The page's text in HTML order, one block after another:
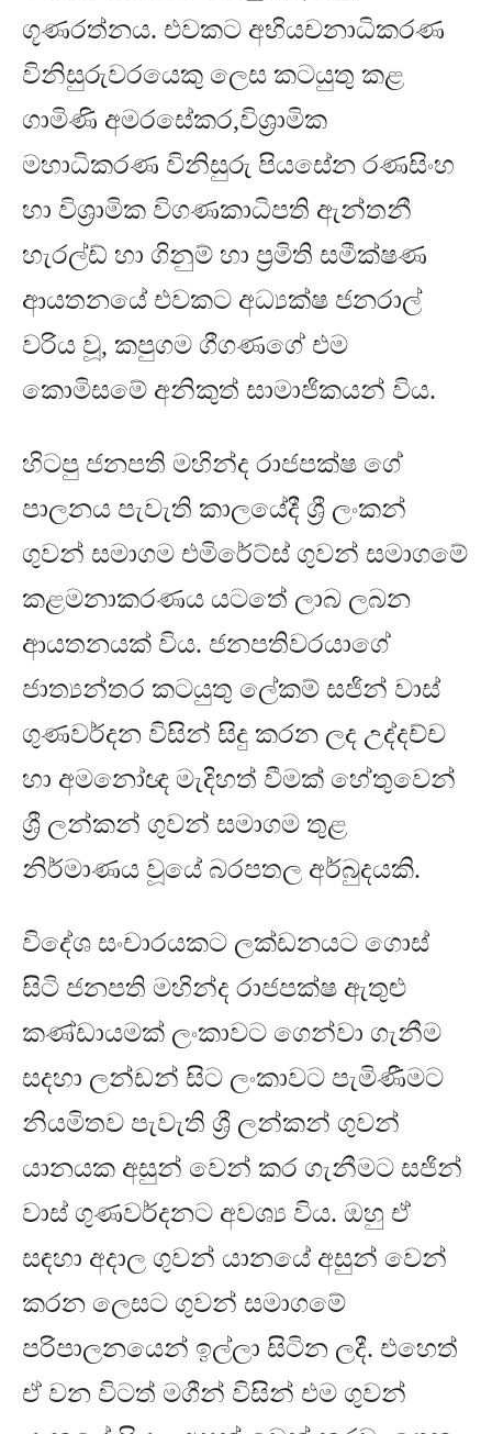
ගූණරත්නය. එවකට අභියචනාධිකරණ
විනිසුරුවරයෙකු ලෙස කටයුතු කළ
ගාමිණි අමරසේකර,විශ්‍රාමික
මහාධිකරණ විනිසුරු පියසේන රණසිංහ
හා විශ්‍රාමික විගණකාධිපති ඇන්තනී
හැරල්ඩ් හා ගිනුම් හා ප්‍රමිති සමීක්ෂණ
ආයතනයේ එවකට අධ්‍යක්ෂ ජනරාල්
වරිය වූ, කපුගම ගීගණගේ එම
කොමිසමේ අනිකුත් සාමාජිකයන් විය.
හිටපු ජනපති මහින්ද රාජපක්ෂ ගේ
පාලනය පැවැති කාලයේදී ශ්‍රී ලංකන්
ගුවන් සමාගම එමිරේ⁣ට්ස් ගුවන් සමාගමේ
කළමනාකරණය යටතේ ලාබ ලබන
ආයතනයක් විය. ජනපතිවරයාගේ
ජාත්‍යන්තර කටයුතු ලේකම් සජින් වාස්
ගුණවර්දන විසින් සිදු කරන ලද උද්දච්ච
හා අමනෝඥ මැදිහත් වීමක් හේතුවෙන්
ශ්‍රී ලන්කන් ගුවන් සමාගම තුළ
නිර්මාණය වූයේ බරපතල අර්බුදයකි.
විදේශ සංචාරයකට ලක්ඩනයට ගොස්
සිටි ජනපති මහින්ද රාජපක්ෂ ඇතුළු
කණ්ඩායමක් ලංකාව⁣ට ගෙන්වා ගැනීම
සදහා ලන්ඩන් සිට ලංකාවට පැමිණීමට
නියමිතව පැවැති ශ්‍රී ලන්කන් ගුවන්
යානයක අසුන් වෙන් කර ගැනීමට සජින්
වාස් ගුණවර්දනට අවශ්‍ය විය. ඔහු ඒ
සඳහා අදාල ගුවන් යානයේ අසුන් වෙන්
කරන ලෙසට ගුවන් සමාගමේ
පරිපාලනයෙන් ඉල්ලා සිටින ලදී. එහෙත්
ඒ වන විටත් මගීන් විසින් එම ගුවන්